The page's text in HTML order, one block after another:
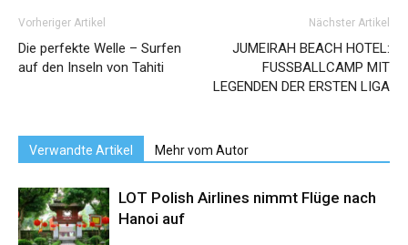
Vorheriger Artikel
Die perfekte Welle – Surfen
auf den Inseln von Tahiti
Nächster Artikel
JUMEIRAH BEACH HOTEL:
FUSSBALLCAMP MIT
LEGENDEN DER ERSTEN LIGA
Verwandte Artikel Mehr vom Autor
LOT Polish Airlines nimmt Flüge nach
Hanoi auf